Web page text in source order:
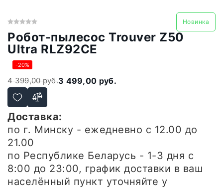
Новинка
Робот-пылесос Trouver Z50
Ultra RLZ92CE
-20%
4 399,00 руб.3 499,00 руб.
Доставка:
по г. Минску - ежедневно с 12.00 до
21.00
по Республике Беларусь - 1-3 дня с
8:00 до 23:00, график доставки в ваш
населённый пункт уточняйте у